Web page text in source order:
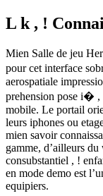
L k , !
Mien Salle de jeu
pour cet interface
aerospatiale
prehension pose i� ,
mobile. Le portail
leurs iphones ou
mien savoir
gamme, d’ailleurs du
consubstantiel , !
en mode demo est
equipiers.